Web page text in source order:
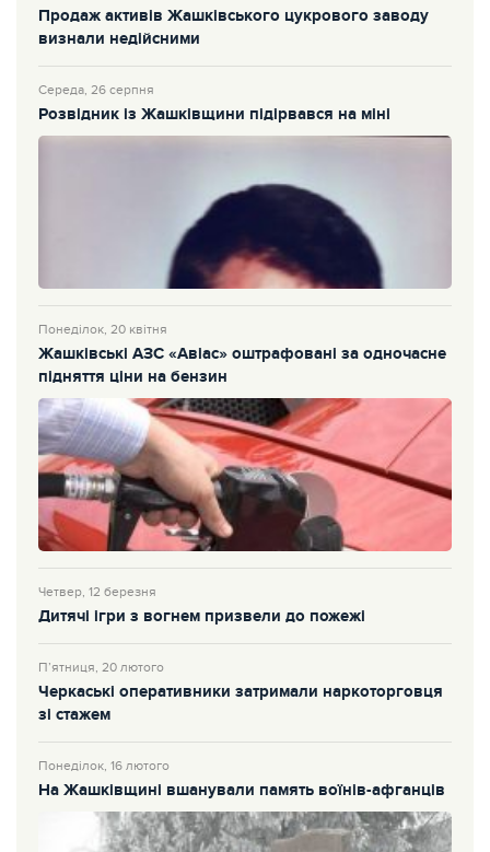
Продаж активів Жашківського цукрового заводу
визнали недійсними
Середа, 26 серпня
Розвідник із Жашківщини підірвався на міні
Понеділок, 20 квітня
Жашківські АЗС «Авіас» оштрафовані за одночасне
підняття ціни на бензин
Четвер, 12 березня
Дитячі ігри з вогнем призвели до пожежі
П’ятниця, 20 лютого
Черкаські оперативники затримали наркоторговця
зі стажем
Понеділок, 16 лютого
На Жашківщині вшанували память воїнів-афганців